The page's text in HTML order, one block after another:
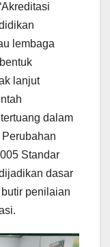
lembaga
lanjut
dalam
Standar
dasar
penilaian